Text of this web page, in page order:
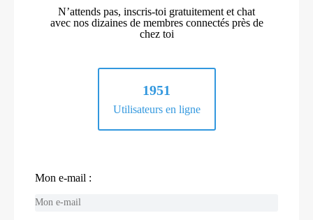
N’attends pas, inscris-toi gratuitement et chat
avec nos dizaines de membres connectés près de
chez toi
1951
Utilisateurs en ligne
Mon e-mail :